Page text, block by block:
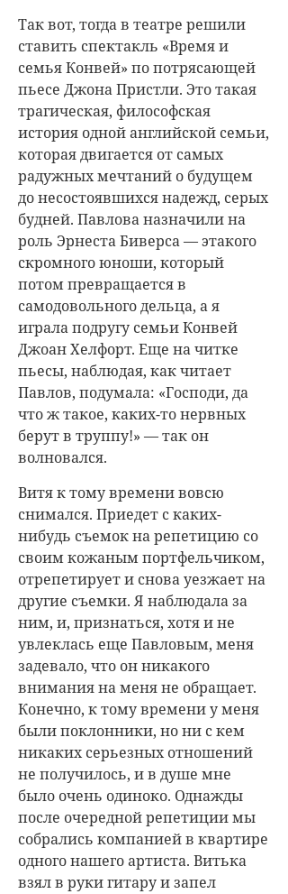
Так вот, тогда в театре решили
ставить спектакль «Время и
семья Конвей» по потрясающей
пьесе Джона Пристли. Это такая
трагическая, философская
история одной английской семьи,
которая двигается от самых
радужных мечтаний о будущем
до несостоявшихся надежд, серых
будней. Павлова назначили на
роль Эрнеста Биверса — этакого
скромного юноши, который
потом превращается в
самодовольного дельца, а я
играла подругу семьи Конвей
Джоан Хелфорт. Еще на читке
пьесы, наблюдая, как читает
Павлов, подумала: «Господи, да
что ж такое, каких-то нервных
берут в труппу!» — так он
волновался.
Витя к тому времени вовсю
снимался. Приедет с каких-
нибудь съемок на репетицию со
своим кожаным портфельчиком,
отрепетирует и снова уезжает на
другие съемки. Я наблюдала за
ним, и, признаться, хотя и не
увлеклась еще Павловым, меня
задевало, что он никакого
внимания на меня не обращает.
Конечно, к тому времени у меня
были поклонники, но ни с кем
никаких серьезных отношений
не получилось, и в душе мне
было очень одиноко. Однажды
после очередной репетиции мы
собрались компанией в квартире
одного нашего артиста. Витька
взял в руки гитару и запел